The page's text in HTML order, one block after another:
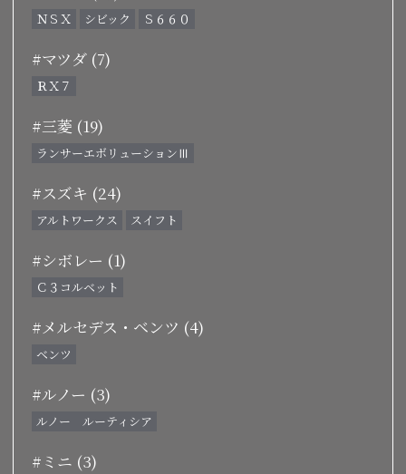
ＮＳＸ シビック Ｓ６６０
#マツダ (7)
ＲＸ７
#三菱 (19)
ランサーエボリューションⅢ
#スズキ (24)
アルトワークス スイフト
#シボレー (1)
Ｃ３コルベット
#メルセデス・ベンツ (4)
ベンツ
#ルノー (3)
ルノー ルーティシア
#ミニ (3)